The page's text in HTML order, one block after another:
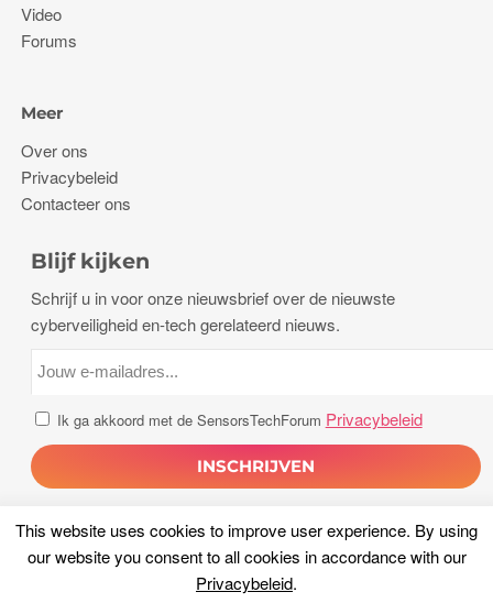
This website uses cookies to improve user experience. By using
our website you consent to all cookies in accordance with our
Privacybeleid.
Video
Forums
Meer
Over ons
Privacybeleid
Contacteer ons
Blijf kijken
Schrijf u in voor onze nieuwsbrief over de nieuwste
cyberveiligheid en-tech gerelateerd nieuws.
Ik ga akkoord met de SensorsTechForum Privacybeleid